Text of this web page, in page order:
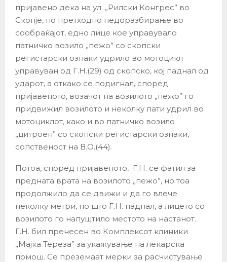
пријавено дека на ул. „Рилски Конгрес” во
Скопје, по претходно недоразбирање во
сообраќајот, едно лице кое управувало
патничко возило „пежо” со скопски
регистарски ознаки удрило во мотоцикл
управуван од Г.Н.(29) од скопско, кој паднал од
ударот, а откако се подигнал, според
пријавеното, возачот на возилото „пежо” го
придвижил возилото и неколку пати удрил во
мотоциклот, како и во патничко возило
„цитроен” со скопски регистарски ознаки,
сопственост на В.О.(44).
Потоа, според пријавеното, Г.Н. се фатил за
предната врата на возилото „пежо”, но тоа
продолжило да се движи и да го влече
неколку метри, по што Г.Н. паднал, а лицето со
возилото го напуштило местото на настанот.
Г.Н. бил пренесен во Комплексот клиники
„Мајка Тереза” за укажување на лекарска
помош. Се преземаат мерки за расчистување